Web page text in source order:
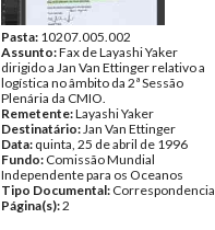
Pasta: 10207.005.002
Assunto:Fax de Layashi Yaker
dirigido a Jan Van Ettinger relativo a
logística no âmbito da 2ª Sessão
Plenária da CMIO.
Remetente:Layashi Yaker
Destinatário:Jan Van Ettinger
Data: quinta, 25 de abril de 1996
Fundo: Comissão Mundial
Independente para os Oceanos
Tipo Documental: Correspondencia
Página(s):2